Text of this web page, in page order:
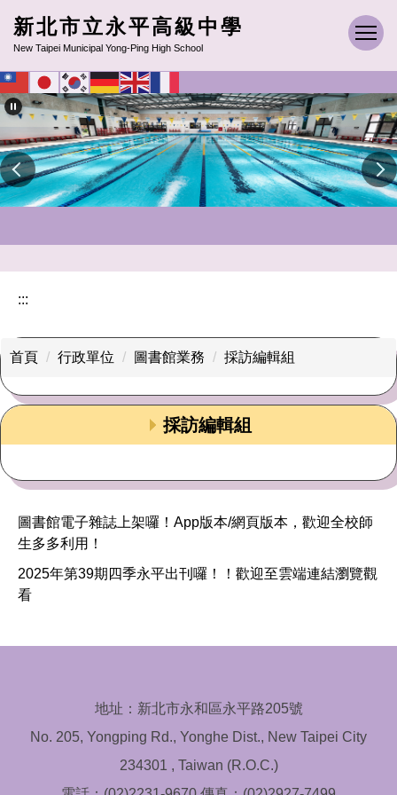
跳
到
主
要
內
容
區
新北市立永平高級中學
New Taipei Municipal Yong-Ping High School
:::
首頁 行政單位 圖書館業務 採訪編輯組
採訪編輯組
圖書館電子雜誌上架囉！App版本/網頁版本，歡迎全校師
生多多利用！
2025年第39期四季永平出刊囉！！歡迎至雲端連結瀏覽觀
看
地址：新北市永和區永平路205號
No. 205, Yongping Rd., Yonghe Dist., New Taipei City
234301 , Taiwan (R.O.C.)